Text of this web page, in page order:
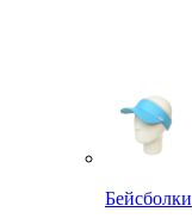
Бейсболки